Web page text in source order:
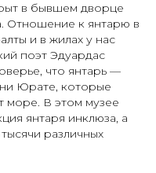
в бывшем дворце
Отношение к янтарю в
и в жилах у нас
поэт Эдуардас
что янтарь —
Юрате, которые
море. В этом музее
янтаря инклюза, а
различных